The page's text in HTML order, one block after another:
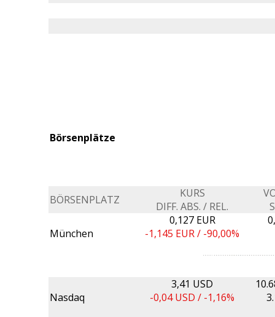
Börsenplätze
BÖRSENPLATZ
KURS
DIFF. ABS. / REL.
München
0,127 EUR
-1,145 EUR / -90,00%
Nasdaq
3,41 USD
-0,04USD / -1,16%